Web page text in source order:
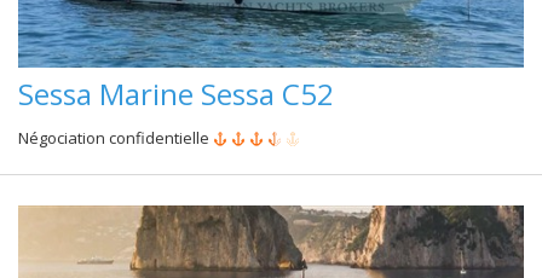
Sessa Marine Sessa C52
Négociation confidentielle